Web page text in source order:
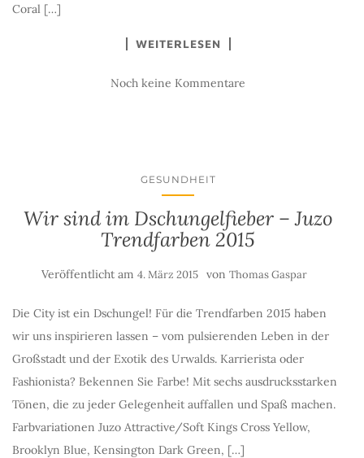
Coral […]
WEITERLESEN
Noch keine Kommentare
GESUNDHEIT
Wir sind im Dschungelfieber – Juzo
Trendfarben 2015
Veröffentlicht am 4. März 2015 von Thomas Gaspar
Die City ist ein Dschungel! Für die Trendfarben 2015 haben
wir uns inspirieren lassen – vom pulsierenden Leben in der
Großstadt und der Exotik des Urwalds. Karrierista oder
Fashionista? Bekennen Sie Farbe! Mit sechs ausdrucksstarken
Tönen, die zu jeder Gelegenheit auffallen und Spaß machen.
Farbvariationen Juzo Attractive/Soft Kings Cross Yellow,
Brooklyn Blue, Kensington Dark Green, […]